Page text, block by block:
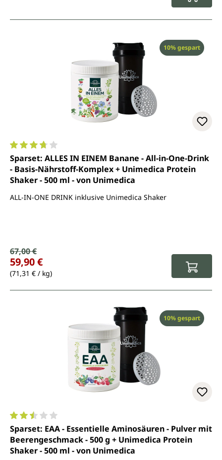
Rabatt
10% gespart
Durchschnittliche Bewertung von 3.8 von 5 Sternen
Sparset: ALLES IN EINEM Banane - All-in-One-Drink
- Basis-Nährstoff-Komplex + Unimedica Protein
Shaker - 500 ml - von Unimedica
ALL-IN-ONE DRINK inklusive Unimedica Shaker
Verkaufspreis:
Regulärer Preis:
67,00 €
59,90 €
(71,31 € / kg)
Rabatt
10% gespart
Durchschnittliche Bewertung von 2.5 von 5 Sternen
Sparset: EAA - Essentielle Aminosäuren - Pulver mit
Beerengeschmack - 500 g + Unimedica Protein
Shaker - 500 ml - von Unimedica